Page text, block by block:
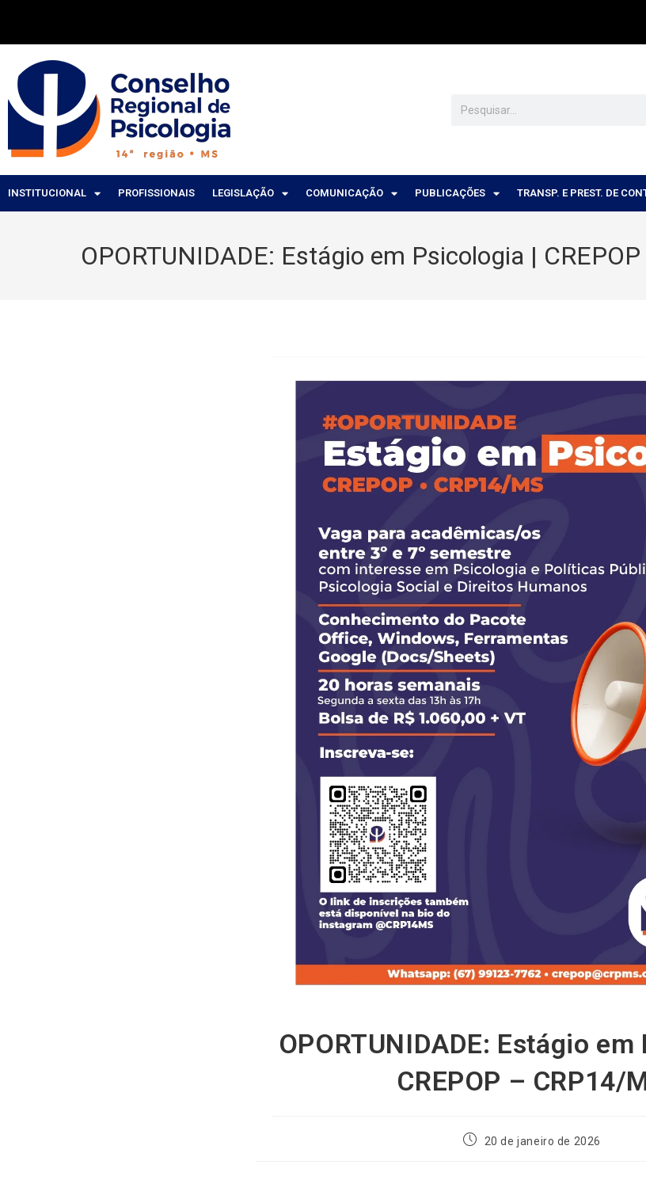
INSTITUCIONAL PROFISSIONAIS LEGISLAÇÃO COMUNICAÇÃO PUBLICAÇÕES TRANSP. E PREST. DE
OPORTUNIDADE: Estágio em Psicologia |
OPORTUNIDADE: Estágio
CREPOP – CRP14/
20 de janeiro de 2026